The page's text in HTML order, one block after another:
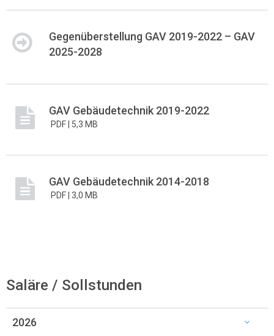
Gegenüberstellung GAV 2019-2022 – GAV
2025-2028
GAV Gebäudetechnik 2019-2022
PDF | 5,3 MB
GAV Gebäudetechnik 2014-2018
PDF | 3,0 MB
Saläre / Sollstunden
2026